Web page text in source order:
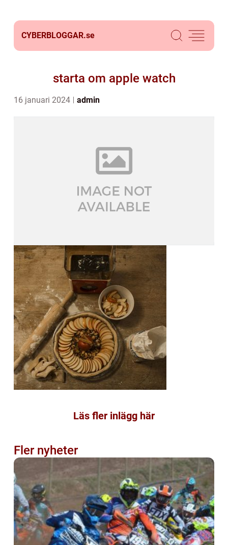
CYBERBLOGGAR.se
starta om apple watch
16 januari 2024 admin
Läs fler inlägg här
Fler nyheter